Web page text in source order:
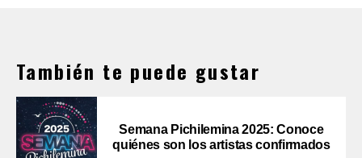
También te puede gustar
Semana Pichilemina 2025: Conoce
quiénes son los artistas confirmados